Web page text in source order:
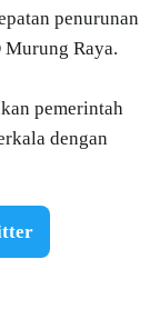
penurunan
Raya.
pemerintah
dengan